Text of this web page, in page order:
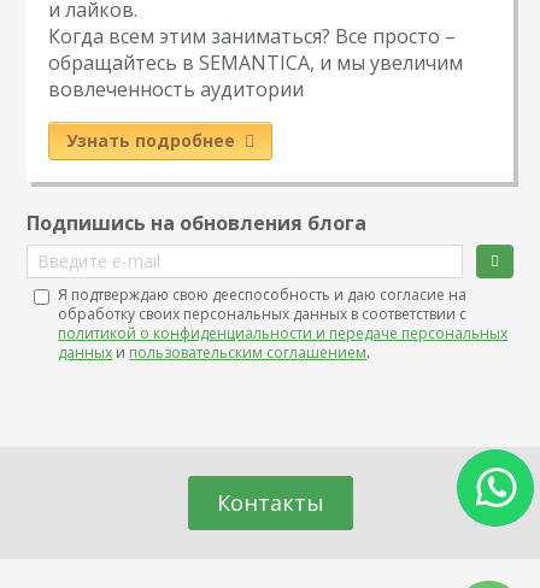
и лайков.
Когда всем этим заниматься? Все просто –
обращайтесь в SEMANTICA, и мы увеличим
вовлеченность аудитории
Узнать подробнее
Подпишись на обновления блога
Введите e-mail
Я подтверждаю свою дееспособность и даю согласие на
обработку своих персональных данных в соответствии с
политикой о конфиденциальности и передаче персональных
данных и пользовательским соглашением.
Контакты